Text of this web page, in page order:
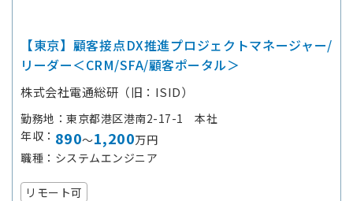
【東京】顧客接点DX推進プロジェクトマネージャー/
リーダー＜CRM/SFA/顧客ポータル＞
株式会社電通総研（旧：ISID）
勤務地
東京都港区港南2-17-1 本社
年収
890～1,200万円
職種
システムエンジニア
リモート可